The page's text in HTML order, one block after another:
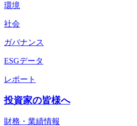
環境
社会
ガバナンス
ESGデータ
レポート
投資家の皆様へ
財務・業績情報